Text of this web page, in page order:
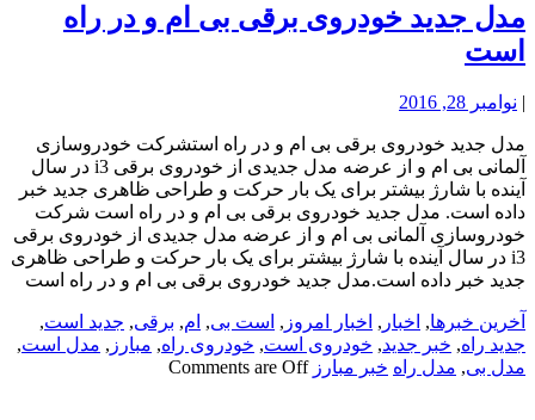
مدل جدید خودروی برقی بی ام و در راه
است
| نوامبر 28, 2016
مدل جدید خودروی برقی بی ام و در راه استشرکت خودروسازی
آلمانی بی ام و از عرضه مدل جدیدی از خودروی برقی i3 در سال
آینده با شارژ بیشتر برای یک بار حرکت و طراحی ظاهری جدید خبر
داده است. مدل جدید خودروی برقی بی ام و در راه است شرکت
خودروسازی آلمانی بی ام و از عرضه مدل جدیدی از خودروی برقی
i3 در سال آینده با شارژ بیشتر برای یک بار حرکت و طراحی ظاهری
جدید خبر داده است.مدل جدید خودروی برقی بی ام و در راه است
آخرین خبرها, اخبار , اخبار امروز , است بی, ام, برقی, جدید است,
جدید راه, خبر جدید, خودروی است, خودروی راه, مبارز , مدل است,
مدل بی, مدل راه خبر مبارز Comments are Off